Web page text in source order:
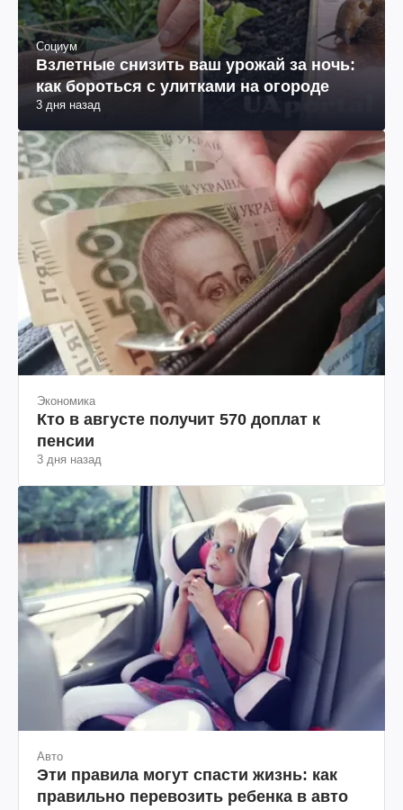
Социум
Взлетные снизить ваш урожай за ночь:
как бороться с улитками на огороде
3 дня назад
Экономика
Кто в августе получит 570 доплат к
пенсии
3 дня назад
Авто
Эти правила могут спасти жизнь: как
правильно перевозить ребенка в авто